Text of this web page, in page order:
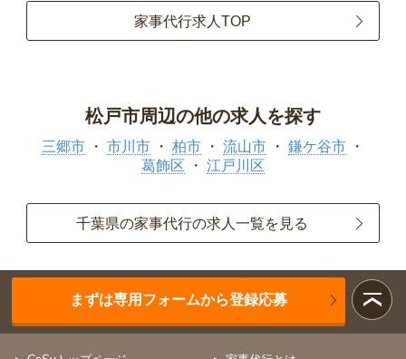
家事代行求人TOP
松戸市周辺の他の求人を探す
三郷市 市川市 柏市 流山市
鎌ケ谷市
葛飾区
江戸川区
千葉県の家事代行の求人一覧を見る
まずは専用フォームから登録応募